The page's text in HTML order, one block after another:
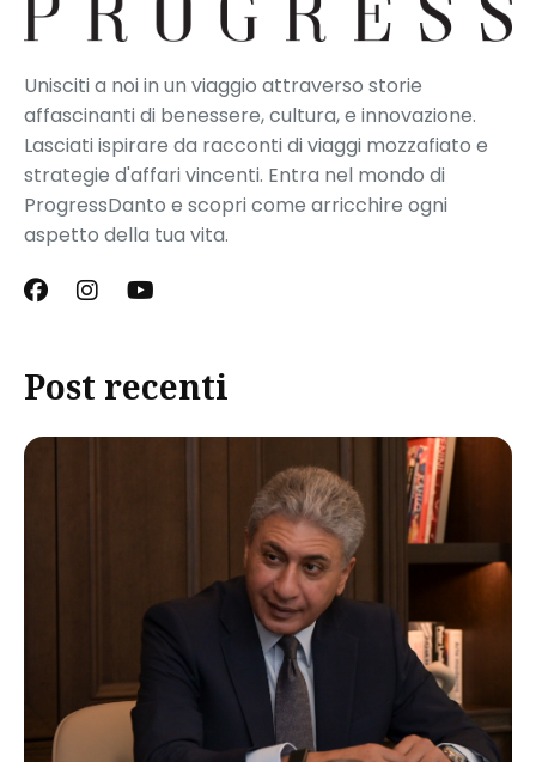
Unisciti a noi in un viaggio attraverso storie
affascinanti di benessere, cultura, e innovazione.
Lasciati ispirare da racconti di viaggi mozzafiato e
strategie d'affari vincenti. Entra nel mondo di
ProgressDanto e scopri come arricchire ogni
aspetto della tua vita.
Post recenti